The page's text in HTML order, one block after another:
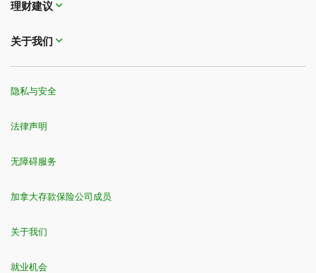
理财建议
关于我们
隐私与安全
法律声明
无障碍服务
加拿大存款保险公司成员
关于我们
就业机会